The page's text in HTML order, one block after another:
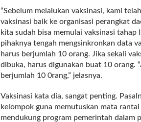
“Sebelum melalukan vaksinasi, kami
vaksinasi baik ke organisasi perangkat
kita sudah bisa memulai vaksinasi tahap
pihaknya tengah mengsinkronkan data
harus berjumlah 10 orang. Jika sekali
dibuka, harus digunakan buat 10 orang.
berjumlah 10 0rang,” jelasnya.
Vaksinasi kata dia, sangat penting.
kelompok guna memutuskan mata
mendukung program pemerintah dalam